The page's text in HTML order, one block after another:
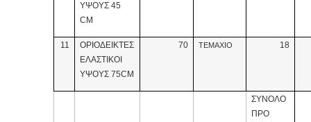
ΥΨΟΥΣ 45
CM
11
ΟΡΙΟΔΕΙΚΤΕΣ
ΕΛΑΣΤΙΚΟΙ
ΥΨΟΥΣ 75CM
70 ΤΕΜΑΧΙΟ 18
ΣΥΝΟΛΟ
ΠΡΟ